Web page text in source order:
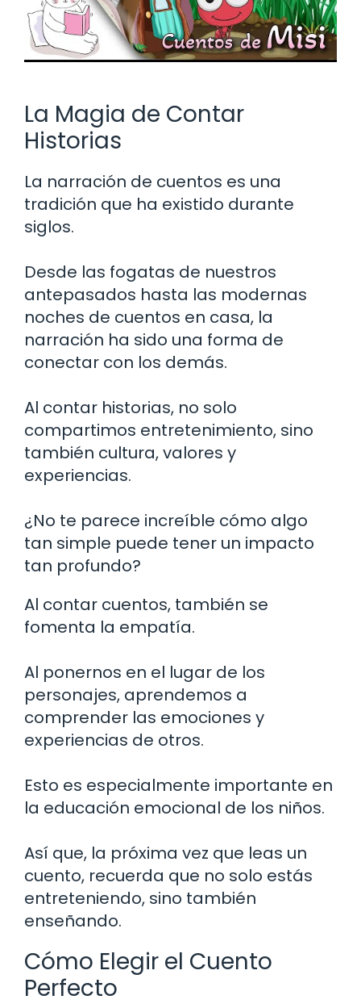
La Magia de Contar
Historias
La narración de cuentos es una
tradición que ha existido durante
siglos.
Desde las fogatas de nuestros
antepasados hasta las modernas
noches de cuentos en casa, la
narración ha sido una forma de
conectar con los demás.
Al contar historias, no solo
compartimos entretenimiento, sino
también cultura, valores y
experiencias.
¿No te parece increíble cómo algo
tan simple puede tener un impacto
tan profundo?
Al contar cuentos, también se
fomenta la empatía.
Al ponernos en el lugar de los
personajes, aprendemos a
comprender las emociones y
experiencias de otros.
Esto es especialmente importante en
la educación emocional de los niños.
Así que, la próxima vez que leas un
cuento, recuerda que no solo estás
entreteniendo, sino también
enseñando.
Cómo Elegir el Cuento
Perfecto